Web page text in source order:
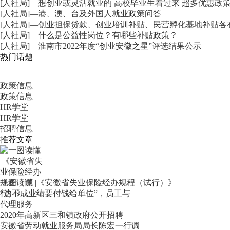
[人社局]—想创业或灵活就业的 高校毕业生看过来 超多优惠政策
[人社局]—港、澳、台及外国人就业政策问答
[人社局]—创业担保贷款、​创业培训补贴、民营孵化基地补贴各
[人社局]—什么是公益性岗位？有哪些补贴政策？
[人社局]—淮南市2022年度“创业安徽之星”评选结果公示
热门话题
政策信息
政策信息
HR学堂
HR学堂
招聘信息
推荐文章
一图读懂 |《安徽省失业保险经办规程（试行）》
“达不成业绩要付钱给单位”，员工与
代理服务
2020年高新区三和镇政府公开招聘
安徽省劳动就业服务局局长陈宏一行调